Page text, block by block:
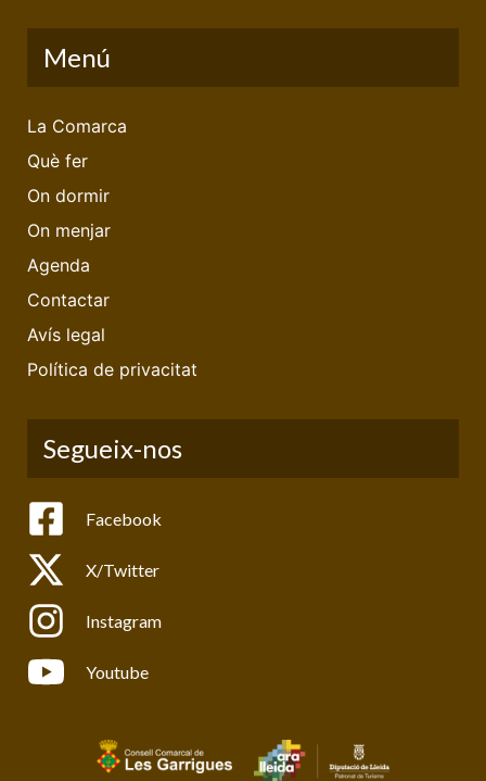
Menú
La Comarca
Què fer
On dormir
On menjar
Agenda
Contactar
Avís legal
Política de privacitat
Segueix-nos
Facebook
X/Twitter
Instagram
Youtube